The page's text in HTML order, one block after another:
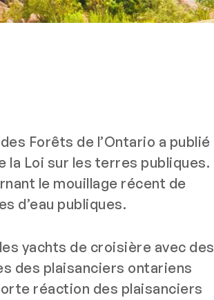
Forêts de l’Ontario a publié
la Loi sur les terres publiques.
le mouillage récent de
d’eau publiques.
yachts de croisière avec des
des plaisanciers ontariens
réaction des plaisanciers